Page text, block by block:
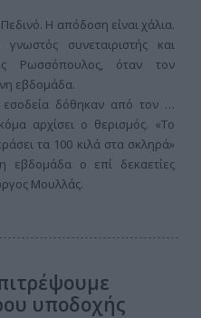
Η απόδοση είναι χάλια.
συνεταιριστής και
Ρωσσόπουλος, όταν τον
εβδομάδα.
δόθηκαν από τον …
αρχίσει ο θερισμός. «Το
τα 100 κιλά στα σκληρά»
εβδομάδα ο επί δεκαετίες
Μουλλάς.
υποδοχής